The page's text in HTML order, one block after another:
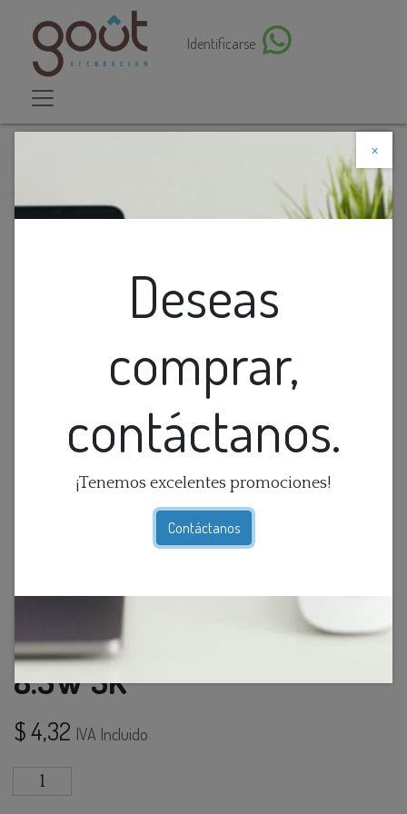
Identificarse
×
Deseas
comprar,
contáctanos.
¡Tenemos excelentes promociones!
Contáctanos
Descuento web
Foco Led A60 Dimerizable 8.5W 3K
Foco Led A60 Dimerizable
8.5W 3K
$4,32 IVA Incluido